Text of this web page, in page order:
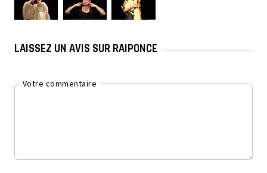
LAISSEZ UN AVIS SUR RAIPONCE
Votre commentaire